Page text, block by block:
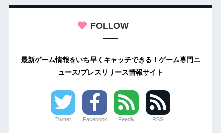
FOLLOW
最新ゲーム情報をいち早くキャッチできる！ゲーム専門ニ
ュース/プレスリリース情報サイト
Twitter Facebook Feedly RSS